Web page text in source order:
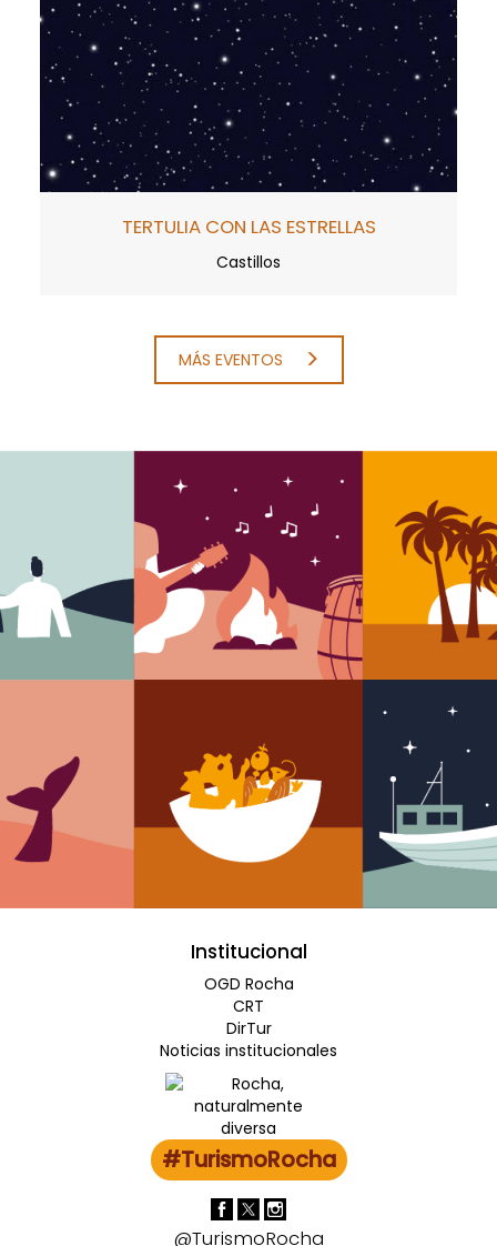
TERTULIA CON LAS ESTRELLAS
Castillos
MÁS EVENTOS
Institucional
OGD Rocha
CRT
DirTur
Noticias institucionales
#TurismoRocha
@TurismoRocha